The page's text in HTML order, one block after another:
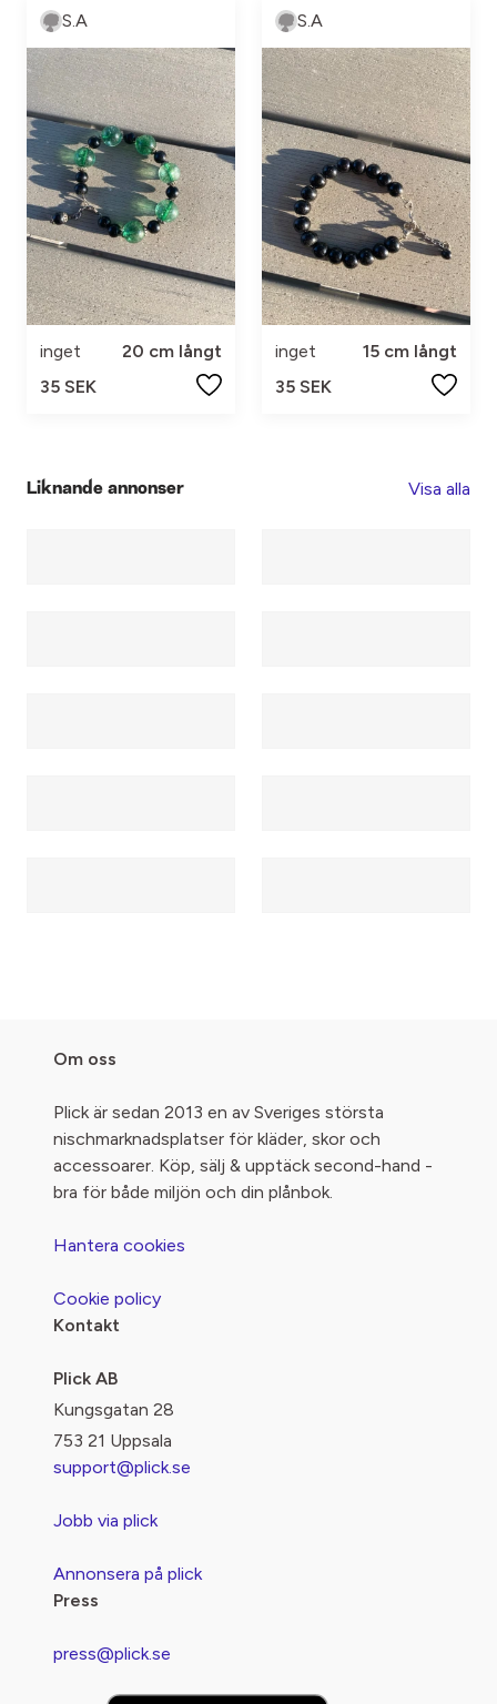
S.A
inget
20 cm långt
35 SEK
S.A
inget
15 cm långt
35 SEK
Liknande annonser Visa alla
Om oss
Plick är sedan 2013 en av Sveriges största
nischmarknadsplatser för kläder, skor och
accessoarer. Köp, sälj & upptäck second-hand -
bra för både miljön och din plånbok.
Hantera cookies
Cookie policy
Kontakt
Plick AB
Kungsgatan 28
753 21 Uppsala
support@plick.se
Jobb via plick
Annonsera på plick
Press
press@plick.se